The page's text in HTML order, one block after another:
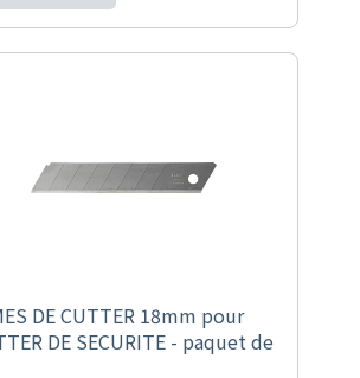
DE CUTTER 18mm pour
DE SECURITE - paquet de